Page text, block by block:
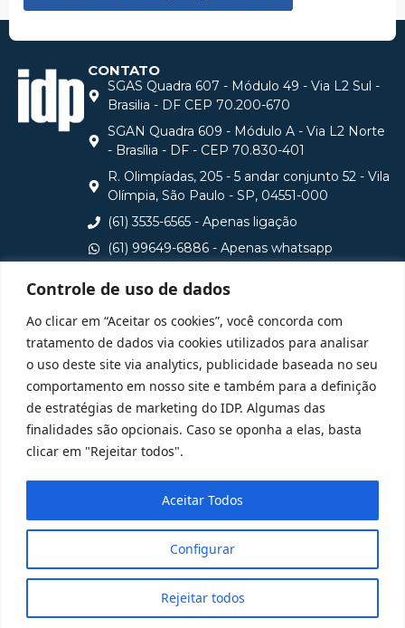
Controle de uso de dados
Ao clicar em “Aceitar os cookies”, você concorda com
tratamento de dados via cookies utilizados para analisar
o uso deste site via analytics, publicidade baseada no seu
comportamento em nosso site e também para a definição
de estratégias de marketing do IDP. Algumas das
finalidades são opcionais. Caso se oponha a elas, basta
clicar em "Rejeitar todos".
Configurar
Rejeitar todos
Aceitar Todos
CONTATO
SGAS Quadra 607 - Módulo 49 - Via L2 Sul -
Brasilia - DF CEP 70.200-670
SGAN Quadra 609 - Módulo A - Via L2 Norte
- Brasília - DF - CEP 70.830-401
R. Olimpíadas, 205 - 5 andar conjunto 52 - Vila
Olímpia, São Paulo - SP, 04551-000
(61) 3535-6565 - Apenas ligação
(61) 99649-6886 - Apenas whatsapp
Consulte aqui o cadastro da Instituição no Sistema e-
MEC
@ 2025 Todos Direitos Reservados